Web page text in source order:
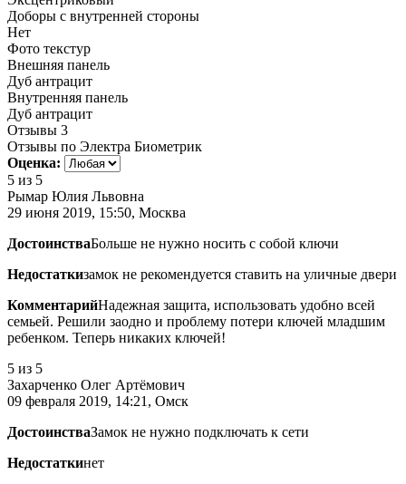
Доборы с внутренней стороны
Нет
Фото текстур
Внешняя панель
Дуб антрацит
Внутренняя панель
Дуб антрацит
Отзывы 3
Отзывы по Электра Биометрик
Оценка:
5 из 5
Рымар Юлия Львовна
29 июня 2019, 15:50, Москва
ДостоинстваБольше не нужно носить с собой ключи
Недостаткизамок не рекомендуется ставить на уличные двери
КомментарийНадежная защита, использовать удобно всей
семьей. Решили заодно и проблему потери ключей младшим
ребенком. Теперь никаких ключей!
5 из 5
Захарченко Олег Артёмович
09 февраля 2019, 14:21, Омск
ДостоинстваЗамок не нужно подключать к сети
Недостаткинет